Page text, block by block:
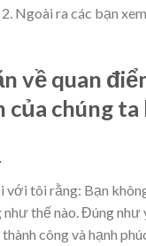
Ngoài ra các bạn
về quan
của chúng
tôi rằng: Bạn
thế nào. Đúng
công và hạnh